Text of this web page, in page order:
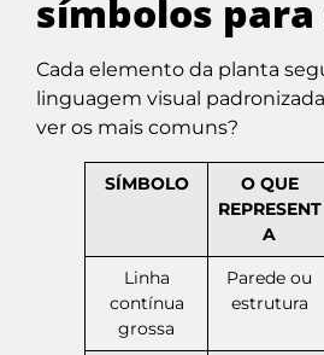
símbolos
Cada elemento da planta
linguagem visual
ver os mais comuns?
SÍMBOLO
O QUE
REPRESENT
A
Linha
contínua
grossa
Parede ou
estrutura